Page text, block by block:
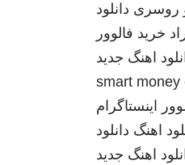
روسری دانلود
خرید فالوور
اهنگ جدید
smart money
اینستاگرام
اهنگ دانلود
اهنگ جدید